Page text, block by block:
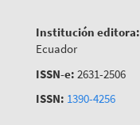
Institución editora:
Ecuador
ISSN-e: 2631-2506
ISSN: 1390-4256